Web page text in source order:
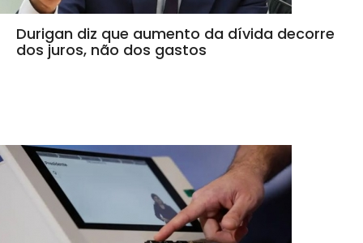
Durigan diz que aumento da dívida decorre
dos juros, não dos gastos